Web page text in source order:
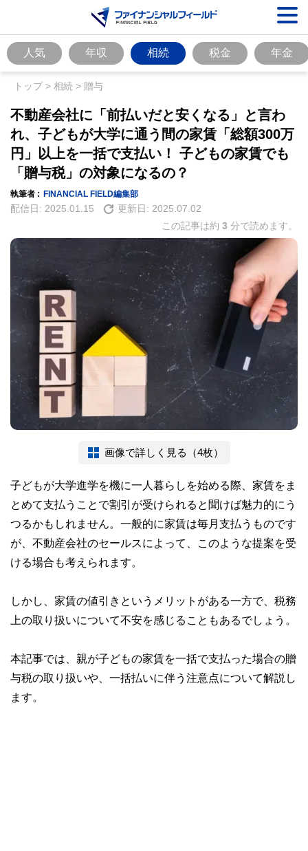
人気 年収 相続 税金 年金
トップ> 相続 > 贈与
不動産会社に「前払いだと安くなる」と言わ
れ、子どもが大学に通う間の家賃「総額300万
円」以上を一括で支払い！ 子どもの家賃でも
「贈与税」の対象になるの？
執筆者 : FINANCIAL FIELD編集部
配信日: 2025.01.15 更新日: 2025.07.02
この記事は約 3 分で読めます。
画像で詳しく見る（4枚）
子どもが大学進学を機に一人暮らしを始める際、家賃をま
とめて支払うことで割引が受けられると聞けば魅力的にう
つるかもしれません。一般的に家賃は毎月支払うものです
が、不動産会社のセールスによって、このような提案を受
ける場合も考えられます。
しかし、家賃の値引きというメリットがある一方で、税務
上の取り扱いについて不安を感じることもあるでしょう。
本記事では、親が子どもの家賃を一括で支払った場合の贈
与税の取り扱いや、一括払いに伴う注意点について解説し
ます。